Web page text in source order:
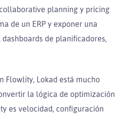
planning y pricing
de un ERP y exponer una
de planificadores,
Flowlity, Lokad está mucho
la lógica de optimización
es velocidad, configuración